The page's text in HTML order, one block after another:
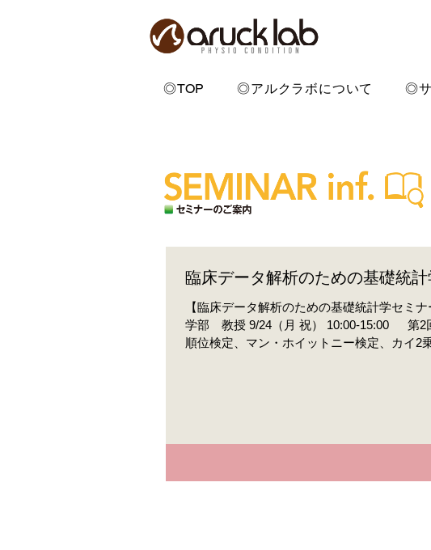
◎TOP ◎アルクラボについて ◎サ
臨床データ解析のための基礎統
【臨床データ解析のための基礎統計学セ
学部 教授 9/24（月 祝） 10:00-15:00 第2回 仮説検定 ・ｔ検定、F検定、ウィルコクソン符号
順位検定、マン・ホイットニー検定、カイ2